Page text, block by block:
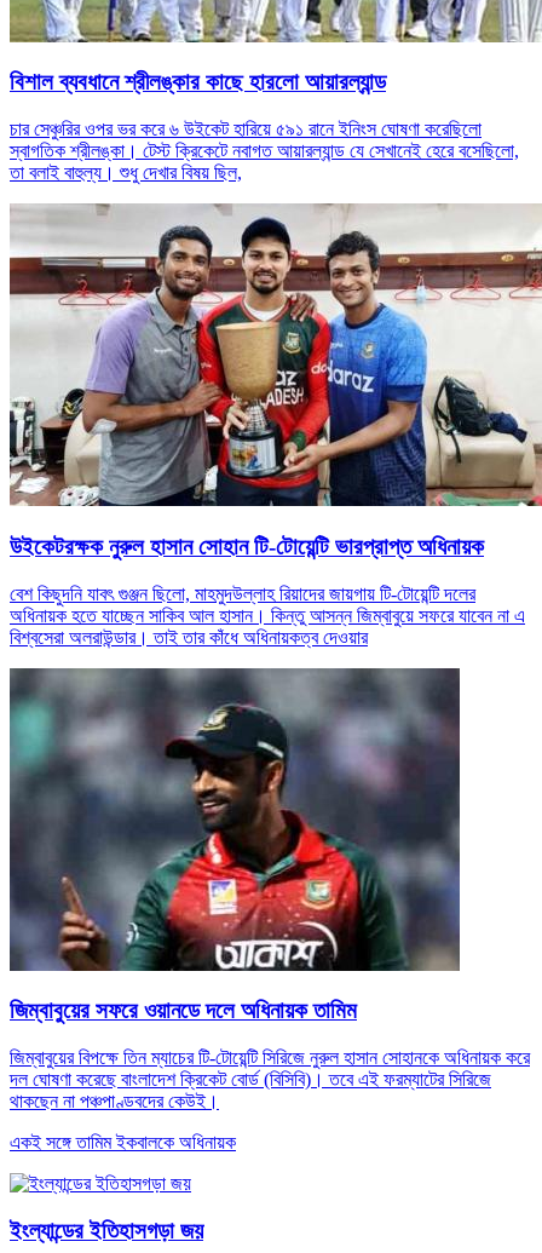
বিশাল ব্যবধানে শ্রীলঙ্কার কাছে হারলো আয়ারল্যান্ড
চার সেঞ্চুরির ওপর ভর করে ৬ উইকেট হারিয়ে ৫৯১ রানে ইনিংস ঘোষণা করেছিলো
স্বাগতিক শ্রীলঙ্কা। টেস্ট ক্রিকেটে নবাগত আয়ারল্যান্ড যে সেখানেই হেরে বসেছিলো,
তা বলাই বাহুল্য। শুধু দেখার বিষয় ছিল,
উইকেটরক্ষক নুরুল হাসান সোহান টি-টোয়েন্টি ভারপ্রাপ্ত অধিনায়ক
বেশ কিছুদনি যাবৎ গুঞ্জন ছিলো, মাহমুদউল্লাহ রিয়াদের জায়গায় টি-টোয়েন্টি দলের
অধিনায়ক হতে যাচ্ছেন সাকিব আল হাসান। কিন্তু আসন্ন জিম্বাবুয়ে সফরে যাবেন না এ
বিশ্বসেরা অলরাউন্ডার। তাই তার কাঁধে অধিনায়কত্ব দেওয়ার
জিম্বাবুয়ের সফরে ওয়ানডে দলে অধিনায়ক তামিম
জিম্বাবুয়ের বিপক্ষে তিন ম্যাচের টি-টোয়েন্টি সিরিজে নুরুল হাসান সোহানকে অধিনায়ক করে
দল ঘোষণা করেছে বাংলাদেশ ক্রিকেট বোর্ড (বিসিবি)। তবে এই ফরম্যাটের সিরিজে
থাকছেন না পঞ্চপাণ্ডবদের কেউই।
একই সঙ্গে তামিম ইকবালকে অধিনায়ক
ইংল্যান্ডের ইতিহাসগড়া জয়